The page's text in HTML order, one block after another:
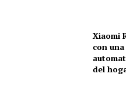
Xiaomi
con
del